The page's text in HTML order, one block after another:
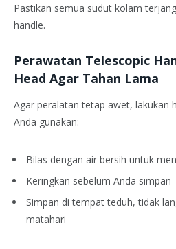
Pastikan semua sudut kolam
handle.
Perawatan Telescopic
Head Agar Tahan Lama
Agar peralatan tetap awet, lakukan
Anda gunakan:
Bilas dengan air bersih untuk
Keringkan sebelum Anda simpan
Simpan di tempat teduh, tidak
matahari